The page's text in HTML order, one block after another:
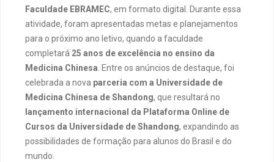
Faculdade EBRAMEC, em formato digital. Durante essa
atividade, foram apresentadas metas e planejamentos
para o próximo ano letivo, quando a faculdade
completará 25 anos de excelência no ensino da
Medicina Chinesa . Entre os anúncios de destaque, foi
celebrada a nova parceria com a Universidade de
Medicina Chinesa de Shandong, que resultará no
lançamento internacional da Plataforma Online de
Cursos da Universidade de Shandong, expandindo as
possibilidades de formação para alunos do Brasil e do
mundo.